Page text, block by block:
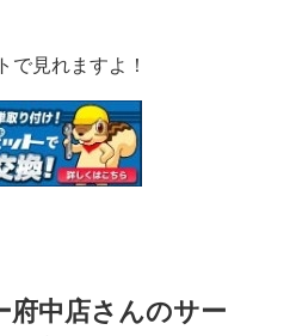
で見れますよ！
府中店さんのサー